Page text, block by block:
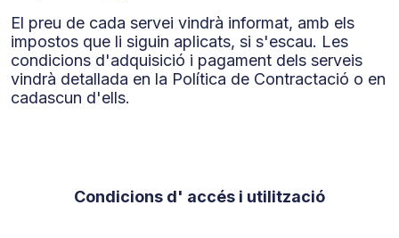
El preu de cada servei vindrà informat, amb els
impostos que li siguin aplicats, si s'escau. Les
condicions d'adquisició i pagament dels serveis
vindrà detallada en la Política de Contractació o en
cadascun d'ells.
Condicions d' accés i utilització